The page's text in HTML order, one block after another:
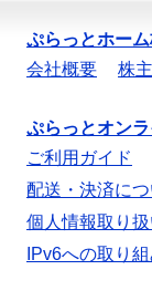
ぷらっとホー
会社概要
株
ぷらっとオン
ご利用ガイド
配送・決済につ
個人情報取り
IPv6への取り